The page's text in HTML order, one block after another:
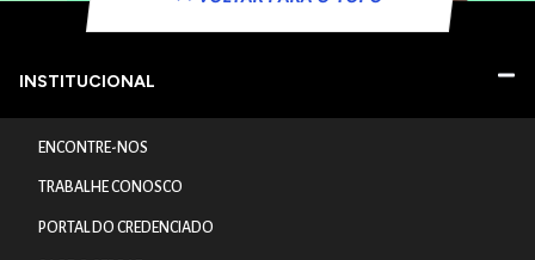
INSTITUCIONAL
ENCONTRE-NOS
TRABALHE CONOSCO
PORTAL DO CREDENCIADO